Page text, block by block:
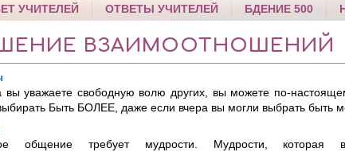
УЧИТЕЛЕЙ ОТВЕТЫ УЧИТЕЛЕЙ БДЕНИЕ 500
ВЗАИМООТНОШЕНИЙ
вы уважаете свободную волю других, вы можете по-
Быть БОЛЕЕ, даже если вчера вы могли выбрать быть
общение требует мудрости. Мудрости,